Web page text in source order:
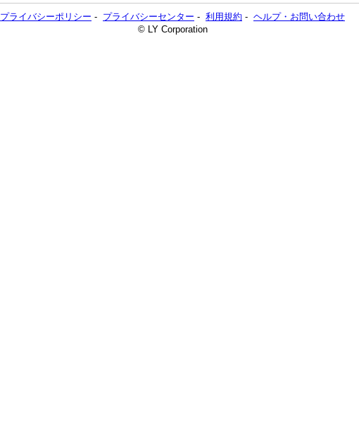
プライバシーポリシー - プライバシーセンター - 利用規約 - ヘルプ・お問い合わせ
© LY Corporation